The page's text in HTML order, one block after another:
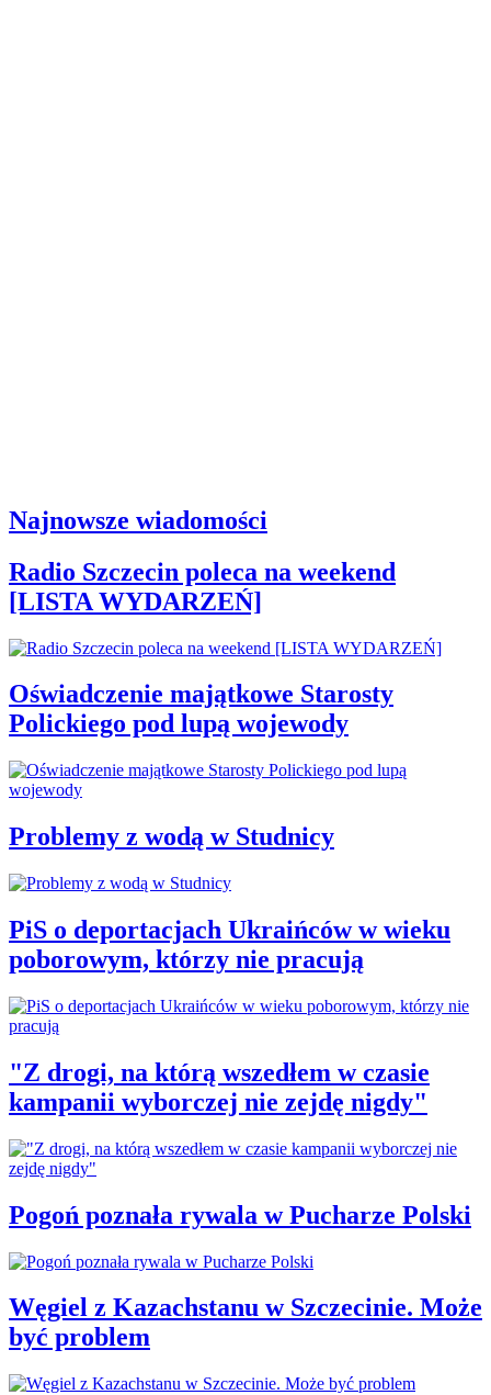
Najnowsze wiadomości
Radio Szczecin poleca na weekend
[LISTA WYDARZEŃ]
Oświadczenie majątkowe Starosty
Polickiego pod lupą wojewody
Problemy z wodą w Studnicy
PiS o deportacjach Ukraińców w wieku
poborowym, którzy nie pracują
"Z drogi, na którą wszedłem w czasie
kampanii wyborczej nie zejdę nigdy"
Pogoń poznała rywala w Pucharze Polski
Węgiel z Kazachstanu w Szczecinie. Może
być problem